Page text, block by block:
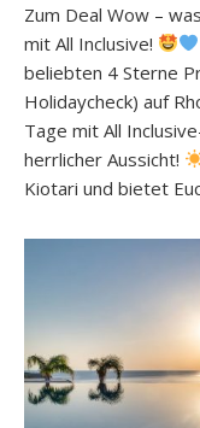
Zum Deal Wow –
mit All Inclusive!
beliebten 4 Sterne
Holidaycheck) auf
Tage mit All
herrlicher Aussicht!
Kiotari und bietet